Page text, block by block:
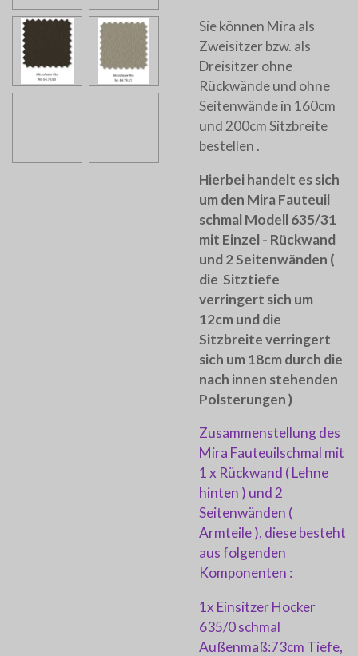
Sie können Mira als
Zweisitzer bzw. als
Dreisitzer ohne
Rückwände und ohne
Seitenwände in 160cm
und 200cm Sitzbreite
bestellen .
Hierbei handelt es sich
um den Mira Fauteuil
schmal Modell 635/31
mit Einzel - Rückwand
und 2 Seitenwänden (
die Sitztiefe
verringert sich um
12cm und die
Sitzbreite verringert
sich um 18cm durch die
nach innen stehenden
Polsterungen )
Zusammenstellung des
Mira Fauteuilschmal mit
1 x Rückwand ( Lehne
hinten ) und 2
Seitenwänden (
Armteile ), diese besteht
aus folgenden
Komponenten :
1x Einsitzer Hocker
635/0 schmal
Außenmaß:73cm Tiefe,